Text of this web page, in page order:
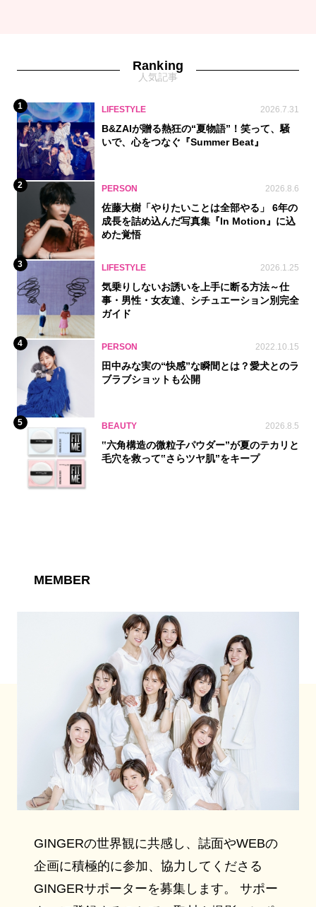
Ranking
人気記事
1 LIFESTYLE 2026.7.31
B&ZAIが贈る熱狂の“夏物語”！笑って、騒
いで、心をつなぐ『Summer Beat』
2 PERSON 2026.8.6
佐藤大樹「やりたいことは全部やる」 6年の
成長を詰め込んだ写真集『In Motion』に込
めた覚悟
3 LIFESTYLE 2026.1.25
気乗りしないお誘いを上手に断る方法～仕
事・男性・女友達、シチュエーション別完全
ガイド
4 PERSON 2022.10.15
田中みな実の“快感”な瞬間とは？愛犬とのラ
ブラブショットも公開
5 BEAUTY 2026.8.5
‟六角構造の微粒子パウダー”が夏のテカリと
毛穴を救って‟さらツヤ肌”をキープ
MEMBER
GINGERの世界観に共感し、誌面やWEBの
企画に積極的に参加、協力してくださる
GINGERサポーターを募集します。 サポー